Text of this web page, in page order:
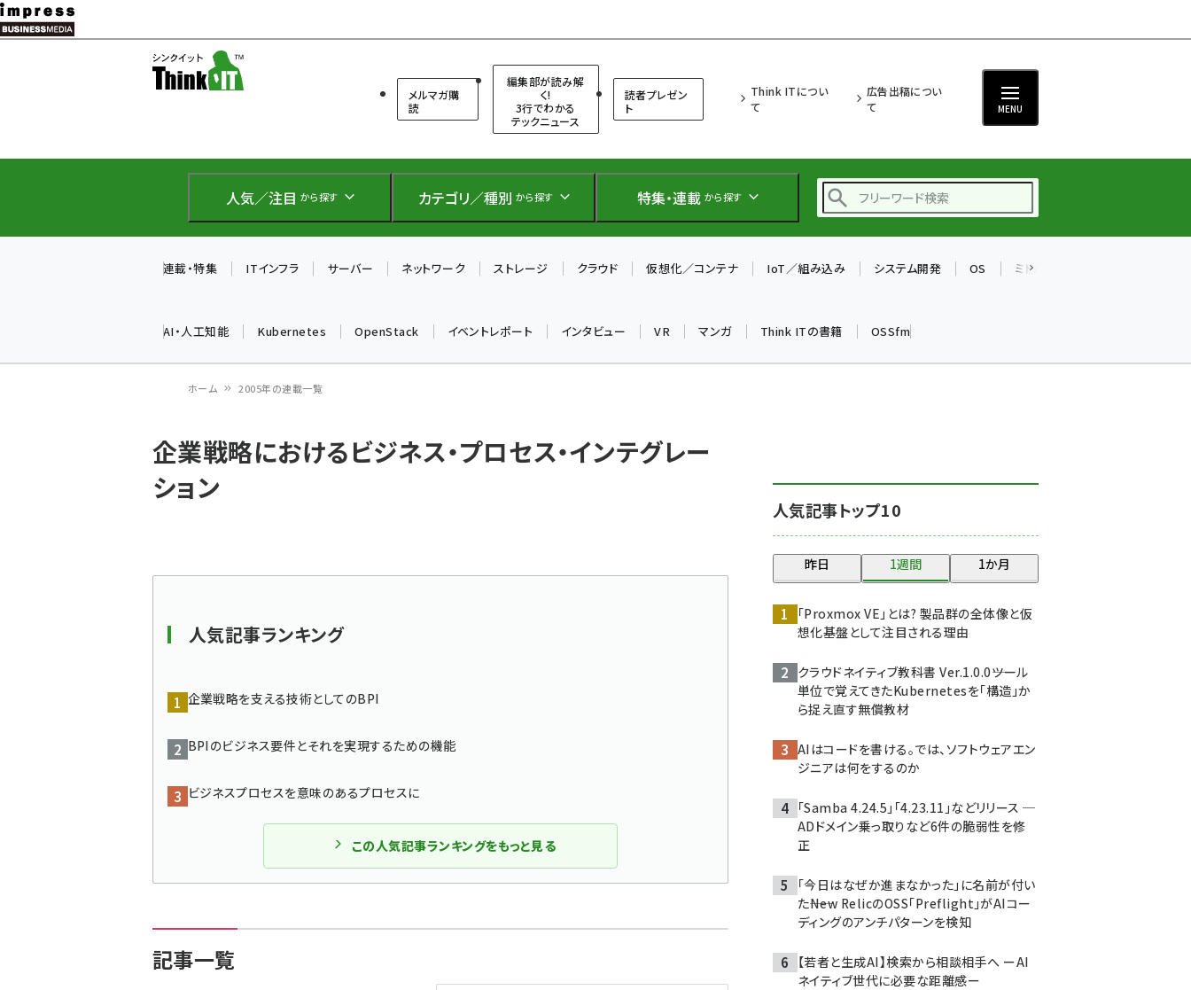
メ
イ
テ
に
メルマガ購
読
編集部が読み解
く!
3行でわかる
テックニュース
読者プレゼン
ト
Think ITについ
て
広告出稿につい
て
MENU
人気／注目 から探す カテゴリ／種別 から探す 特集・連載 から探す
仲間と築いた勝利の絆～
drupal (1966)
genai (1494)
abc123 (1371)
連載・特集 ITインフラ サーバー ネットワーク ストレージ クラウド 仮想化／コンテナ IoT／組み込み システム開発 OS ミドルウェア
AI・人工知能 Kubernetes OpenStack イベントレポート インタビュー VR マンガ Think ITの書籍 OSSfm
ン
く
ホーム 2005年の連載一覧
企業戦略におけるビジネス・プロセス・インテグレー
ション
人気記事ランキング
企業戦略を支える技術としてのBPI
BPIのビジネス要件とそれを実現するための機能
ビジネスプロセスを意味のあるプロセスに
この人気記事ランキングをもっと見る
記事一覧
人気記事トップ10
昨日 1週間 1か月
「Proxmox VE」とは? 製品群の全体像と仮
想化基盤として注目される理由
クラウドネイティブ教科書 Ver.1.0.0――ツール
単位で覚えてきたKubernetesを「構造」か
ら捉え直す無償教材
AIはコードを書ける。では、ソフトウェアエン
ジニアは何をするのか
「Samba 4.24.5」「4.23.11」などリリース ─
ADドメイン乗っ取りなど6件の脆弱性を修
正
「今日はなぜか進まなかった」に名前が付い
た――New RelicのOSS「Preflight」がAIコー
ディングのアンチパターンを検知
【若者と生成AI】検索から相談相手へ ーAI
ネイティブ世代に必要な距離感ー